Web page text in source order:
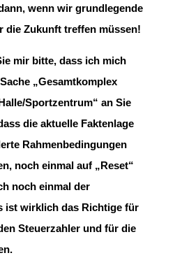
wenn wir grundlegende
die Zukunft treffen müssen!
mir bitte, dass ich mich
„Gesamtkomplex
Sportzentrum“ an Sie
die aktuelle Faktenlage
Rahmenbedingungen
noch einmal auf „Reset“
noch einmal der
ist wirklich das Richtige für
Steuerzahler und für die